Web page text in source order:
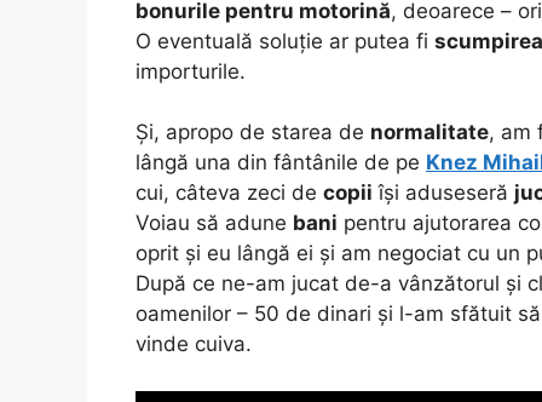
bonurile pentru motorină, deoarece –
O eventuală soluție ar putea fi scumpirea
importurile.
Și, apropo de starea de normalitate, am
lângă una din fântânile de pe Knez
cui, câteva zeci de copii își aduseseră
Voiau să adune bani pentru ajutorarea
oprit și eu lângă ei și am negociat cu un
După ce ne-am jucat de-a vânzătorul și
oamenilor – 50 de dinari și l-am sfătuit
vinde cuiva.